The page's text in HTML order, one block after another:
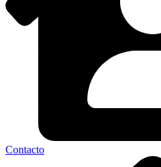
Contacto